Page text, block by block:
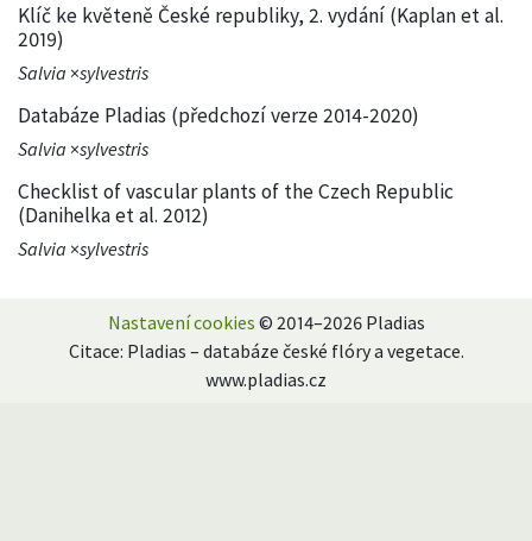
Klíč ke květeně České republiky, 2. vydání (Kaplan et al.
2019)
Salvia ×sylvestris
Databáze Pladias (předchozí verze 2014-2020)
Salvia ×sylvestris
Checklist of vascular plants of the Czech Republic
(Danihelka et al. 2012)
Salvia ×sylvestris
Nastavení cookies © 2014–2026 Pladias
Citace: Pladias – databáze české flóry a vegetace.
www.pladias.cz